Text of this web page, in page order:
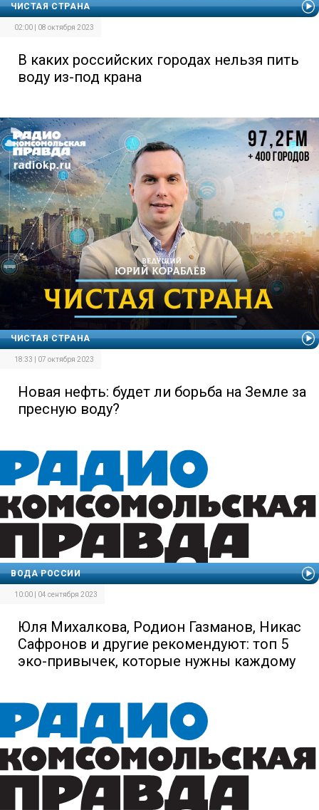
ЧИСТАЯ СТРАНА
02:00 | 08 октября 2023
В каких российских городах нельзя пить
воду из-под крана
ЧИСТАЯ СТРАНА
18:33 | 07 октября 2023
Новая нефть: будет ли борьба на Земле за
пресную воду?
ВОДА РОССИИ
10:00 | 04 сентября 2023
Юля Михалкова, Родион Газманов, Никас
Сафронов и другие рекомендуют: топ 5
эко-привычек, которые нужны каждому